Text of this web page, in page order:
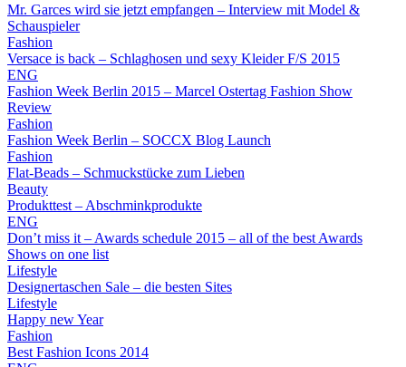
Mr. Garces wird sie jetzt empfangen – Interview mit Model &
Schauspieler
Fashion
Versace is back – Schlaghosen und sexy Kleider F/S 2015
ENG
Fashion Week Berlin 2015 – Marcel Ostertag Fashion Show
Review
Fashion
Fashion Week Berlin – SOCCX Blog Launch
Fashion
Flat-Beads – Schmuckstücke zum Lieben
Beauty
Produkttest – Abschminkprodukte
ENG
Don’t miss it – Awards schedule 2015 – all of the best Awards
Shows on one list
Lifestyle
Designertaschen Sale – die besten Sites
Lifestyle
Happy new Year
Fashion
Best Fashion Icons 2014